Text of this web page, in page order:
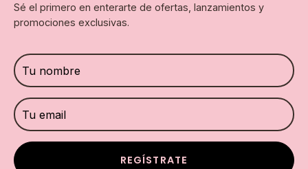
Sé el primero en enterarte de ofertas, lanzamientos y
promociones exclusivas.
REGÍSTRATE